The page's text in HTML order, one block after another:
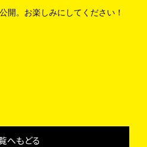
開。お楽しみにしてください！
へもどる